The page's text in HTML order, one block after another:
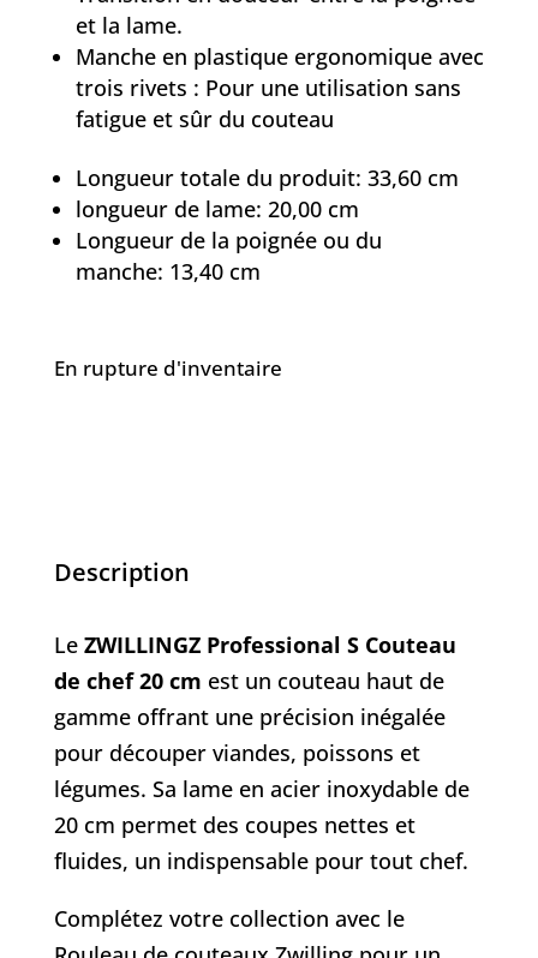
et la lame.
Manche en plastique ergonomique avec
trois rivets : Pour une utilisation sans
fatigue et sûr du couteau
Longueur totale du produit: 33,60 cm
longueur de lame: 20,00 cm
Longueur de la poignée ou du
manche: 13,40 cm
En rupture d'inventaire
Description
Le ZWILLINGZ Professional S Couteau
de chef 20 cm est un couteau haut de
gamme offrant une précision inégalée
pour découper viandes, poissons et
légumes. Sa lame en acier inoxydable de
20 cm permet des coupes nettes et
fluides, un indispensable pour tout chef.
Complétez votre collection avec le